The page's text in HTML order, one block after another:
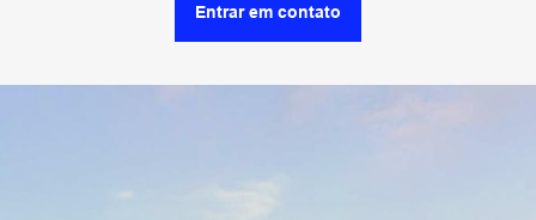
Entrar em contato